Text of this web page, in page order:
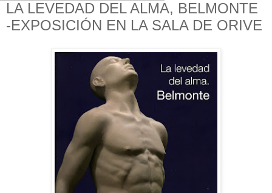
LA LEVEDAD DEL ALMA, BELMONTE
-EXPOSICIÓN EN LA SALA DE ORIVE